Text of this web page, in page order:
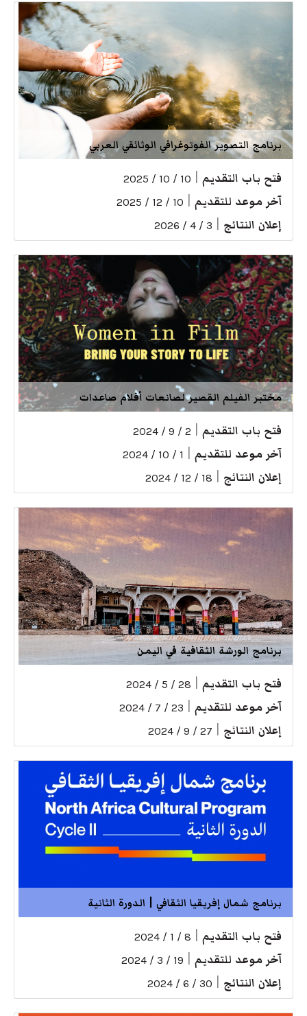
برنامج التصوير الفوتوغرافي الوثائقي العربي
فتح باب التقديم 10 / 10 / 2025
آخر موعد للتقديم 10 / 12 / 2025
إعلان النتائج 3 / 4 / 2026
مختبر الفيلم القصير لصانعات أفلام صاعدات
فتح باب التقديم 2 / 9 / 2024
آخر موعد للتقديم 1 / 10 / 2024
إعلان النتائج 18 / 12 / 2024
برنامج الورشة الثقافية في اليمن
فتح باب التقديم 28 / 5 / 2024
آخر موعد للتقديم 23 / 7 / 2024
إعلان النتائج 27 / 9 / 2024
برنامج شمال إفريقيا الثقافي | الدورة الثانية
فتح باب التقديم 8 / 1 / 2024
آخر موعد للتقديم 19 / 3 / 2024
إعلان النتائج 30 / 6 / 2024